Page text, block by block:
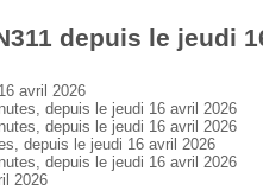
depuis le jeudi
avril 2026
depuis le jeudi 16 avril 2026
depuis le jeudi 16 avril 2026
depuis le jeudi 16 avril 2026
depuis le jeudi 16 avril 2026
2026